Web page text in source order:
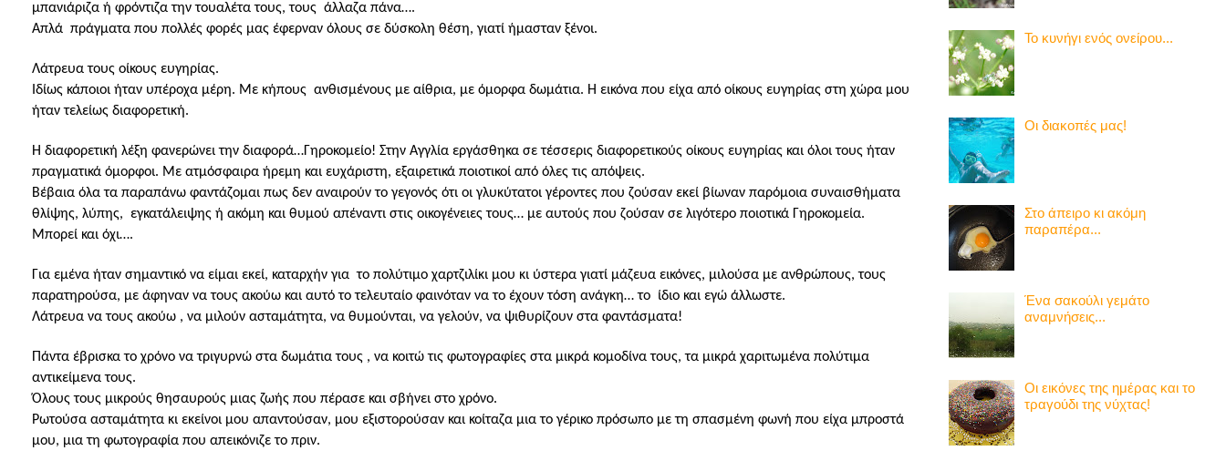
μπανιάριζα ή φρόντιζα την τουαλέτα τους, τους άλλαζα πάνα….
Απλά πράγματα που πολλές φορές μας έφερναν όλους σε δύσκολη θέση, γιατί ήμασταν ξένοι.
Λάτρευα τους οίκους ευγηρίας.
Ιδίως κάποιοι ήταν υπέροχα μέρη. Με κήπους ανθισμένους με αίθρια, με όμορφα δωμάτια. Η εικόνα που είχα από οίκους ευγηρίας στη χώρα μου
ήταν τελείως διαφορετική.
Η διαφορετική λέξη φανερώνει την διαφορά…Γηροκομείο! Στην Αγγλία εργάσθηκα σε τέσσερις διαφορετικούς οίκους ευγηρίας και όλοι τους ήταν
πραγματικά όμορφοι. Με ατμόσφαιρα ήρεμη και ευχάριστη, εξαιρετικά ποιοτικοί από όλες τις απόψεις.
Βέβαια όλα τα παραπάνω φαντάζομαι πως δεν αναιρούν το γεγονός ότι οι γλυκύτατοι γέροντες που ζούσαν εκεί βίωναν παρόμοια συναισθήματα
θλίψης, λύπης, εγκατάλειψης ή ακόμη και θυμού απέναντι στις οικογένειες τους… με αυτούς που ζούσαν σε λιγότερο ποιοτικά Γηροκομεία.
Μπορεί και όχι….
Για εμένα ήταν σημαντικό να είμαι εκεί, καταρχήν για το πολύτιμο χαρτζιλίκι μου κι ύστερα γιατί μάζευα εικόνες, μιλούσα με ανθρώπους, τους
παρατηρούσα, με άφηναν να τους ακούω και αυτό το τελευταίο φαινόταν να το έχουν τόση ανάγκη… το ίδιο και εγώ άλλωστε.
Λάτρευα να τους ακούω , να μιλούν ασταμάτητα, να θυμούνται, να γελούν, να ψιθυρίζουν στα φαντάσματα!
Πάντα έβρισκα το χρόνο να τριγυρνώ στα δωμάτια τους , να κοιτώ τις φωτογραφίες στα μικρά κομοδίνα τους, τα μικρά χαριτωμένα πολύτιμα
αντικείμενα τους.
Όλους τους μικρούς θησαυρούς μιας ζωής που πέρασε και σβήνει στο χρόνο.
Ρωτούσα ασταμάτητα κι εκείνοι μου απαντούσαν, μου εξιστορούσαν και κοίταζα μια το γέρικο πρόσωπο με τη σπασμένη φωνή που είχα μπροστά
μου, μια τη φωτογραφία που απεικόνιζε το πριν.
Το κυνήγι ενός ονείρου...
Οι διακοπές μας!
Στο άπειρο κι ακόμη
παραπέρα...
Ένα σακούλι γεμάτο
αναμνήσεις...
Οι εικόνες της ημέρας και το
τραγούδι της νύχτας!